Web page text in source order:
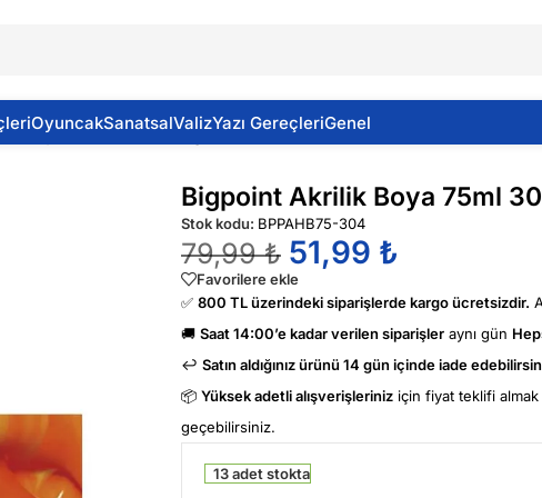
OyuncakSanatsalValizYazı GereçleriGenel
Boya 75ml 304 Orange
Bigpoint Akrilik Boya 75ml
Stok kodu: BPPAHB75-304
79,99₺ 51,99 ₺
Favorilere ekle
✅ 800 TL üzerindeki siparişlerde kargo ücretsizdir.
🚚 Saat 14:00’e kadar verilen siparişler aynı gün
↩️ Satın aldığınız ürünü 14 gün içinde iade
📦 Yüksek adetli alışverişleriniz için fiyat teklifi
geçebilirsiniz.
13 adet stokta